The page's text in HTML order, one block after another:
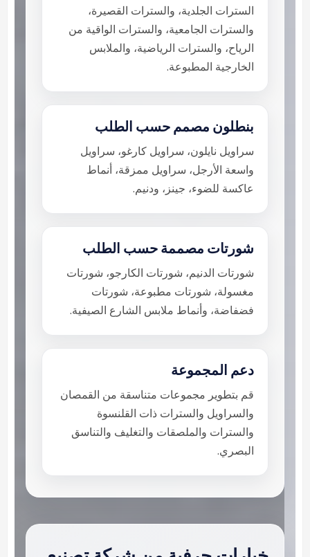
السترات الجلدية، والسترات القصيرة،
والسترات الجامعية، والسترات الواقية من
الرياح، والسترات الرياضية، والملابس
الخارجية المطبوعة.
بنطلون مصمم حسب الطلب
سراويل نايلون، سراويل كارغو، سراويل
واسعة الأرجل، سراويل ممزقة، أنماط
عاكسة للضوء، جينز، ودنيم.
شورتات مصممة حسب الطلب
شورتات الدنيم، شورتات الكارجو، شورتات
مغسولة، شورتات مطبوعة، شورتات
فضفاضة، وأنماط ملابس الشارع الصيفية.
دعم المجموعة
قم بتطوير مجموعات متناسقة من القمصان
والسراويل والسترات ذات القلنسوة
والسترات والملصقات والتغليف والتناسق
البصري.